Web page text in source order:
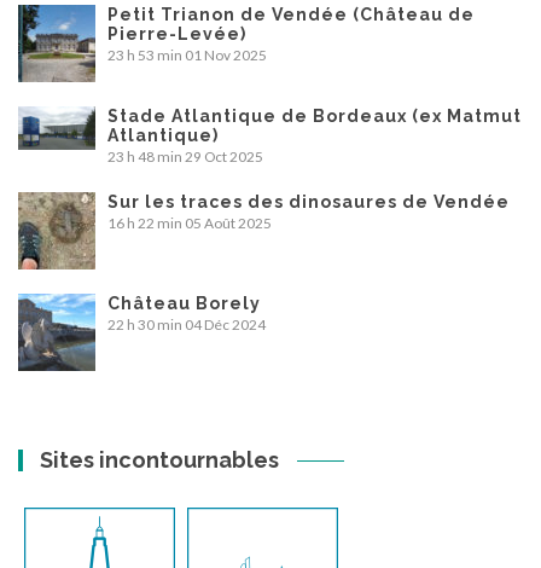
Petit Trianon de Vendée (Château de
Pierre-Levée)
23 h 53 min 01 Nov 2025
Stade Atlantique de Bordeaux (ex Matmut
Atlantique)
23 h 48 min 29 Oct 2025
Sur les traces des dinosaures de Vendée
16 h 22 min 05 Août 2025
Château Borely
22 h 30 min 04 Déc 2024
Sites incontournables